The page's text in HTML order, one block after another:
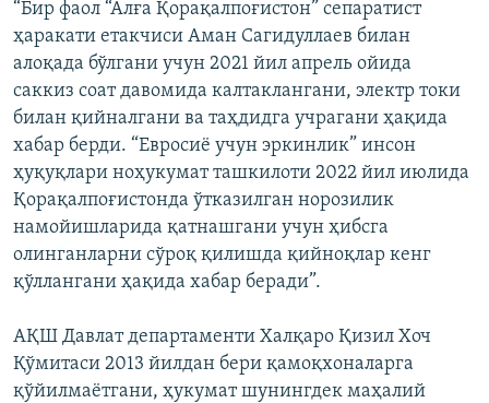
“Бир фаол “Алға Қорақалпоғистон” сепаратист
ҳаракати етакчиси Аман Сагидуллаев билан
алоқада бўлгани учун 2021 йил апрель ойида
саккиз соат давомида калтаклангани, электр токи
билан қийналгани ва таҳдидга учрагани ҳақида
хабар берди. “Евросиё учун эркинлик” инсон
ҳуқуқлари ноҳукумат ташкилоти 2022 йил июлида
Қорақалпоғистонда ўтказилган норозилик
намойишларида қатнашгани учун ҳибсга
олинганларни сўроқ қилишда қийноқлар кенг
қўллангани ҳақида хабар беради”.
АҚШ Давлат департаменти Халқаро Қизил Хоч
Қўмитаси 2013 йилдан бери қамоқхоналарга
қўйилмаётгани, ҳукумат шунингдек маҳалий